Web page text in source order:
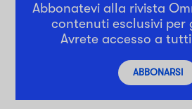
Abbonatevi alla rivista
contenuti esclusivi per
Avrete accesso a
ABBONARSI